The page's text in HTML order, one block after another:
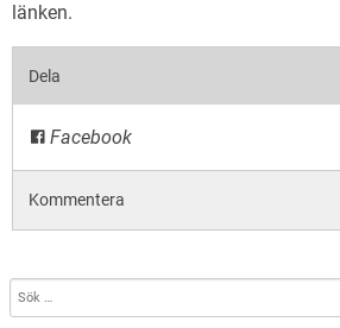
länken.
Dela
Facebook
Kommentera